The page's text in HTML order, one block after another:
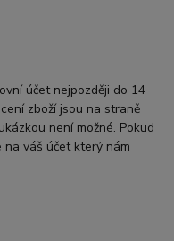
účet nejpozději do 14
zboží jsou na straně
není možné. Pokud
váš účet který nám